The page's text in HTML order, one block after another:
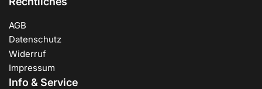
AGB
Datenschutz
Widerruf
Impressum
Info & Service